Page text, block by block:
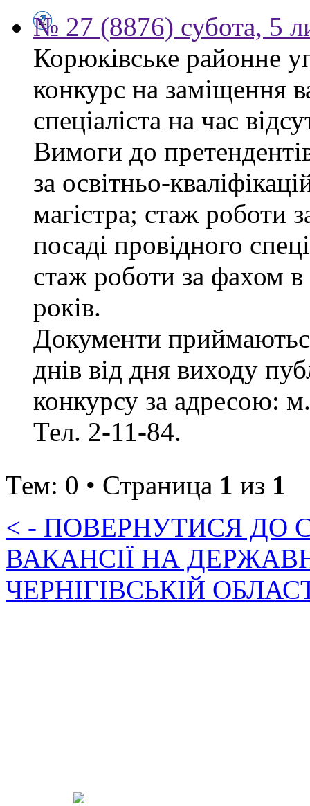
№ 27 (8876) субота, 5
Корюківське районне
конкурс на заміщення
спеціаліста на час
Вимоги до
за освітньо-
магістра; стаж роботи
посаді провідного
стаж роботи за фахом
років.
Документи
днів від дня виходу
конкурсу за адресою:
Тел. 2-11-84.
Тем: 0 • Страница 1 из 1
< - ПОВЕРНУТИСЯ ДО
ВАКАНСІЇ НА
ЧЕРНІГІВСЬКІЙ